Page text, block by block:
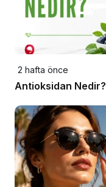
2 hafta önce
Antioksidan Nedir?